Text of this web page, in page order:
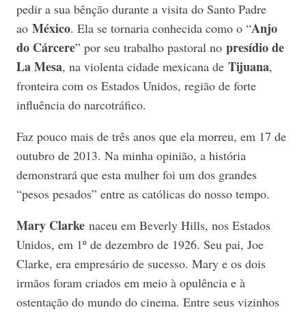
pedir a sua bênção durante a visita do Santo Padre
ao México. Ela se tornaria conhecida como o “Anjo
do Cárcere” por seu trabalho pastoral no presídio de
La Mesa, na violenta cidade mexicana de Tijuana,
fronteira com os Estados Unidos, região de forte
influência do narcotráfico.
Faz pouco mais de três anos que ela morreu, em 17 de
outubro de 2013. Na minha opinião, a história
demonstrará que esta mulher foi um dos grandes
“pesos pesados” entre as católicas do nosso tempo.
Mary Clarke naceu em Beverly Hills, nos Estados
Unidos, em 1º de dezembro de 1926. Seu pai, Joe
Clarke, era empresário de sucesso. Mary e os dois
irmãos foram criados em meio à opulência e à
ostentação do mundo do cinema. Entre seus vizinhos